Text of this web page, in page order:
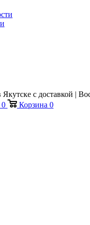
с доставкой |
0 Корзина 0